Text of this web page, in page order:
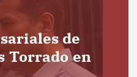
de
Torrado en